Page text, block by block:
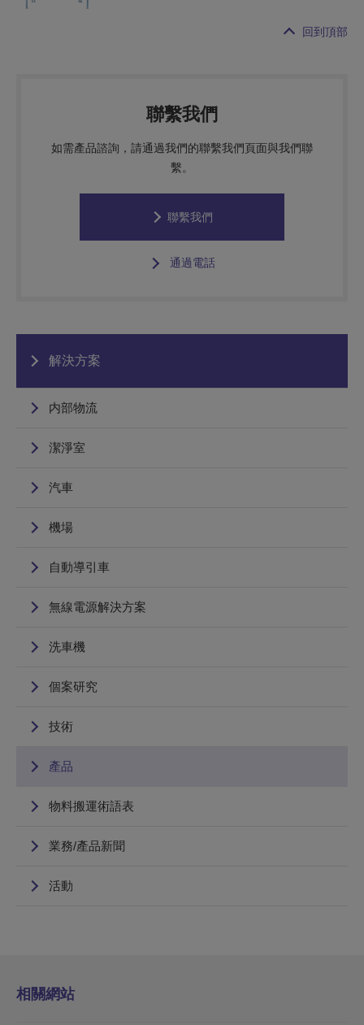
回到頂部
聯繫我們
如需產品諮詢，請通過我們的聯繫我們頁面與我們聯
繫。
聯繫我們
通過電話
解決方案
内部物流
潔淨室
汽車
機場
自動導引車
無線電源解決方案
洗車機
個案研究
技術
產品
物料搬運術語表
業務/產品新聞
活動
相關網站